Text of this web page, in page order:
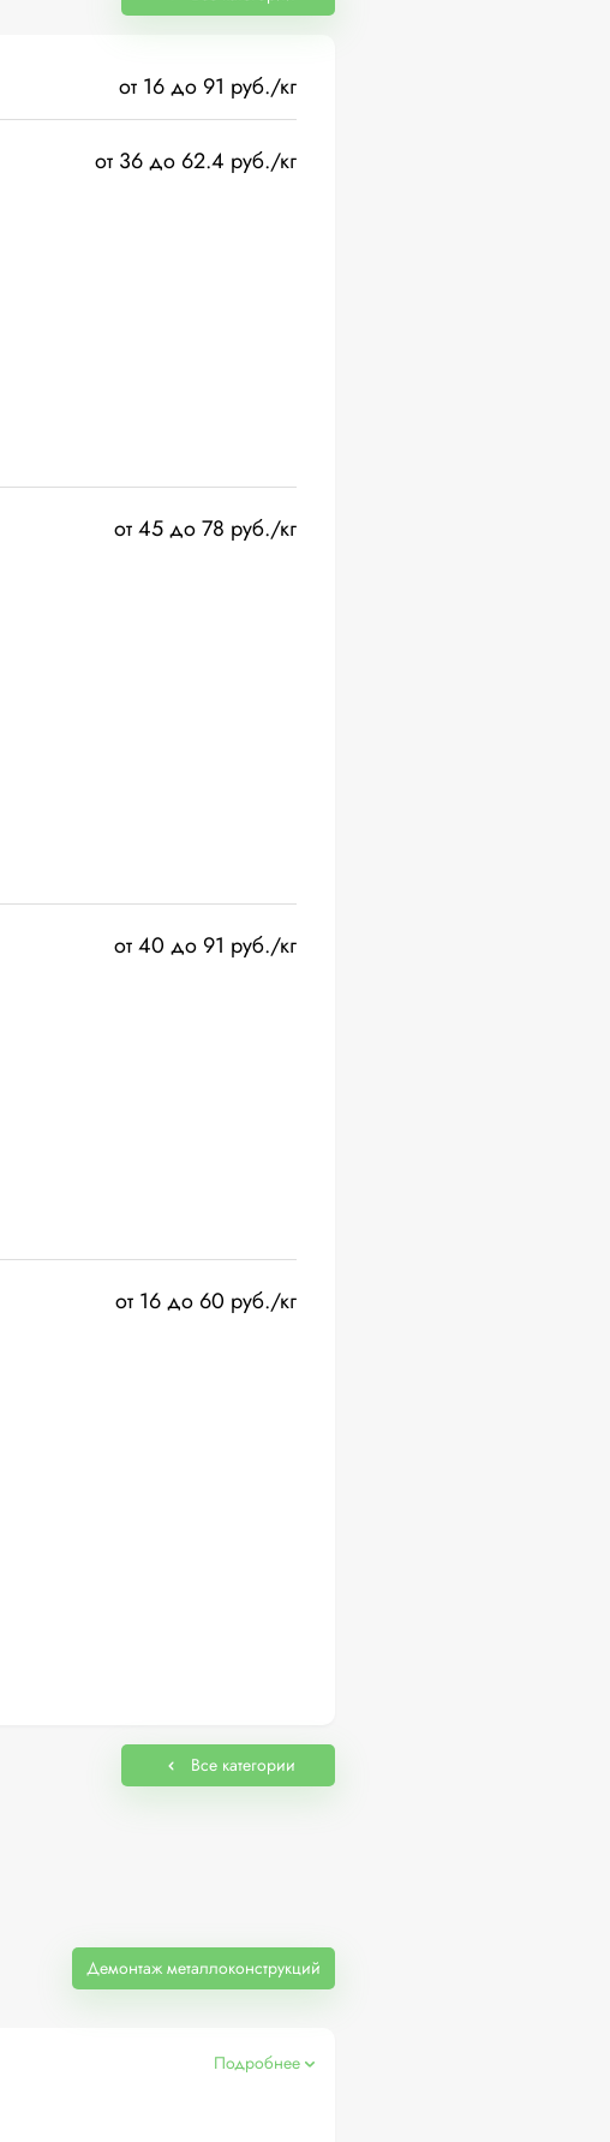
от 16 до 91 руб./кг
от 36 до 62.4 руб./кг
от 45 до 78 руб./кг
от 40 до 91 руб./кг
от 16 до 60 руб./кг
Все категории
Демонтаж металлоконструкций
Подробнее